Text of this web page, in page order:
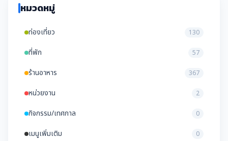
หมวดหมู่
ท่องเที่ยว 130
ที่พัก 57
ร้านอาหาร 367
หน่วยงาน 2
กิจกรรม/เทศกาล 0
เมนูเพิ่มเติม 0